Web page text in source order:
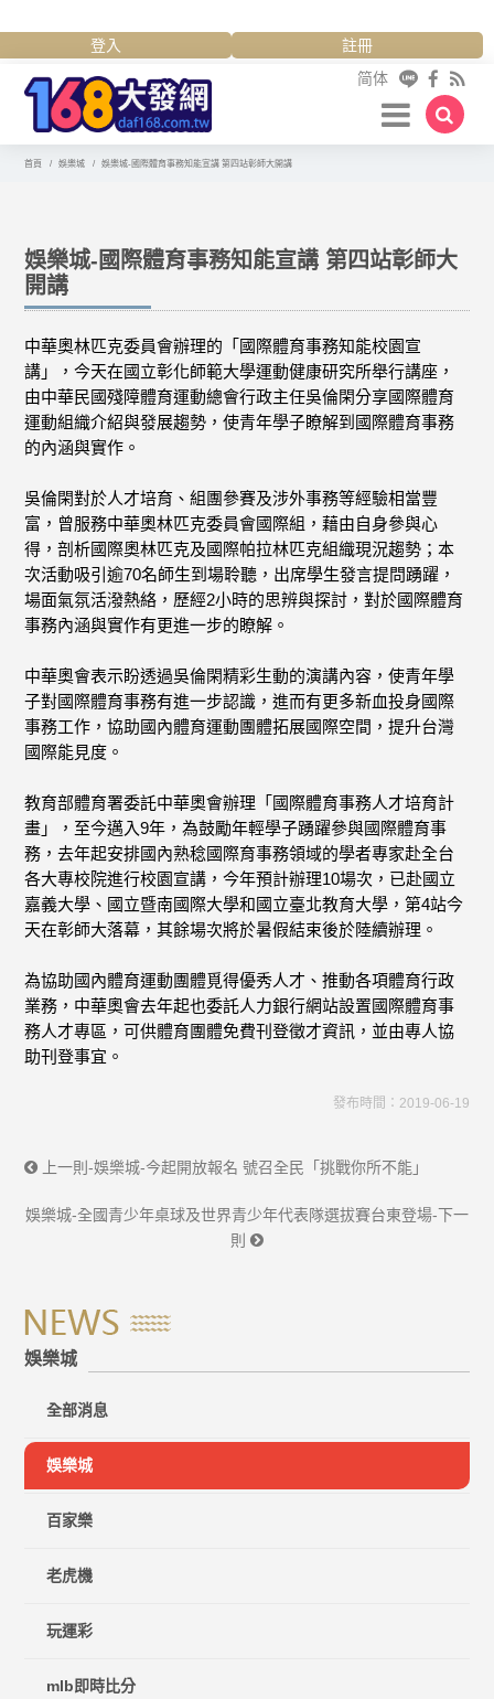
登入
註冊
简体
首頁 娛樂城 娛樂城-國際體育事務知能宣講 第四站彰師大開講
娛樂城-國際體育事務知能宣講 第四站彰師大
開講
中華奧林匹克委員會辦理的「國際體育事務知能校園宣
講」，今天在國立彰化師範大學運動健康研究所舉行講座，
由中華民國殘障體育運動總會行政主任吳倫閑分享國際體育
運動組織介紹與發展趨勢，使青年學子瞭解到國際體育事務
的內涵與實作。
吳倫閑對於人才培育、組團參賽及涉外事務等經驗相當豐
富，曾服務中華奧林匹克委員會國際組，藉由自身參與心
得，剖析國際奧林匹克及國際帕拉林匹克組織現況趨勢；本
次活動吸引逾70名師生到場聆聽，出席學生發言提問踴躍，
場面氣氛活潑熱絡，歷經2小時的思辨與探討，對於國際體育
事務內涵與實作有更進一步的瞭解。
中華奧會表示盼透過吳倫閑精彩生動的演講內容，使青年學
子對國際體育事務有進一步認識，進而有更多新血投身國際
事務工作，協助國內體育運動團體拓展國際空間，提升台灣
國際能見度。
教育部體育署委託中華奧會辦理「國際體育事務人才培育計
畫」，至今邁入9年，為鼓勵年輕學子踴躍參與國際體育事
務，去年起安排國內熟稔國際育事務領域的學者專家赴全台
各大專校院進行校園宣講，今年預計辦理10場次，已赴國立
嘉義大學、國立暨南國際大學和國立臺北教育大學，第4站今
天在彰師大落幕，其餘場次將於暑假結束後於陸續辦理。
為協助國內體育運動團體覓得優秀人才、推動各項體育行政
業務，中華奧會去年起也委託人力銀行網站設置國際體育事
務人才專區，可供體育團體免費刊登徵才資訊，並由專人協
助刊登事宜。
發布時間：2019-06-19
上一則-娛樂城-今起開放報名 號召全民「挑戰你所不能」
娛樂城-全國青少年桌球及世界青少年代表隊選拔賽台東登場-下一
則
娛樂城
全部消息
娛樂城
百家樂
老虎機
玩運彩
mlb即時比分